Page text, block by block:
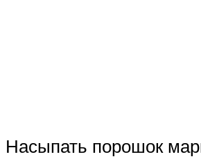
Насыпать порошок